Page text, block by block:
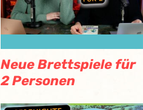
Neue Brettspiele für
2 Personen